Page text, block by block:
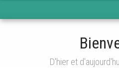
D'hier et